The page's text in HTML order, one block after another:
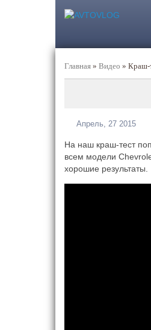
Главная » Видео » Краш-
Апрель, 27 2015
На наш краш-тест
всем модели
хорошие результаты.